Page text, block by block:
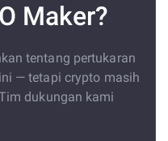
Maker?
tentang pertukaran
— tetapi crypto masih
dukungan kami